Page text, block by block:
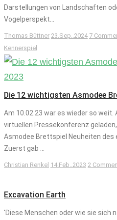
Darstellungen von Landschaften
Vogelperspekt...
Thomas Büttner 23.Sep..2024 7
Kennerspiel
Die 12 wichtigsten Asmodee
Am 10.02.23 war es wieder so
virtuellen Pressekonferenz
Asmodee Brettspiel Neuheiten des
Zuerst gab ...
Christian Renkel 14.Feb..2023 2
Excavation Earth
'Diese Menschen oder wie sie sich